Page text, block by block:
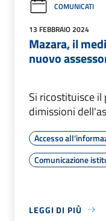
COMUNICATI
13 FEBBRAIO 2024
Mazara, il
nuovo
Si ricostituisce
dimissioni
Accesso
Comunicazione
LEGGI DI PIÙ